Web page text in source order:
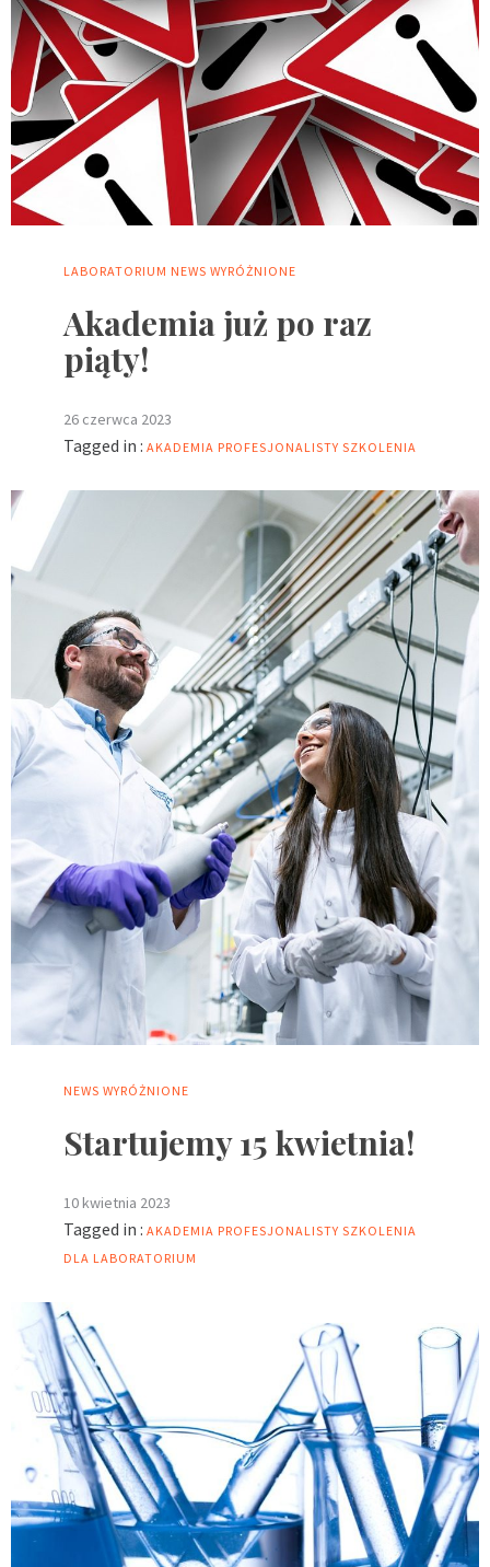
LABORATORIUM NEWS WYRÓŻNIONE
Akademia już po raz
piąty!
26 czerwca 2023
Tagged in : AKADEMIA PROFESJONALISTY SZKOLENIA
NEWS WYRÓŻNIONE
Startujemy 15 kwietnia!
10 kwietnia 2023
Tagged in : AKADEMIA PROFESJONALISTY SZKOLENIA
DLA LABORATORIUM